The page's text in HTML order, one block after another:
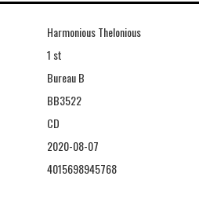
Harmonious Thelonious
1 st
Bureau B
BB3522
CD
2020-08-07
4015698945768